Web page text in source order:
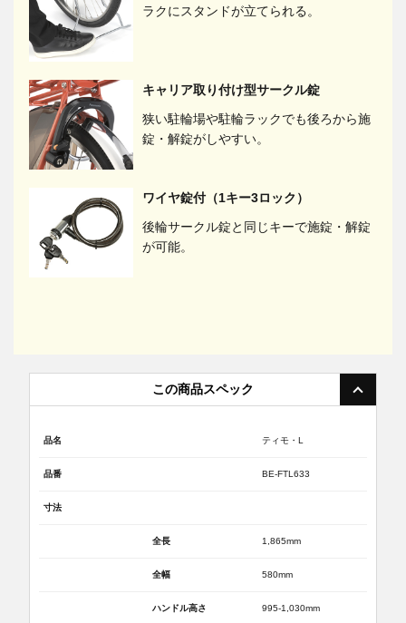
ラクにスタンドが立てられる。
キャリア取り付け型サークル錠
狭い駐輪場や駐輪ラックでも後ろから施
錠・解錠がしやすい。
ワイヤ錠付（1キー3ロック）
後輪サークル錠と同じキーで施錠・解錠
が可能。
この商品スペック
品名 ティモ・L
品番 BE-FTL633
寸法
全長 1,865mm
全幅 580mm
ハンドル高さ 995-1,030mm